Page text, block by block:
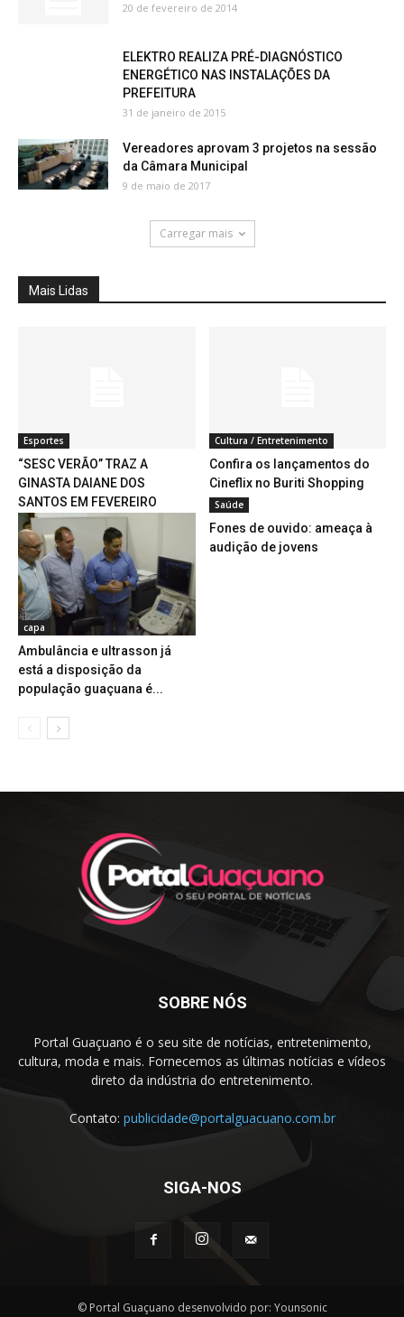
20 de fevereiro de 2014
ELEKTRO REALIZA PRÉ-DIAGNÓSTICO
ENERGÉTICO NAS INSTALAÇÕES DA
PREFEITURA
31 de janeiro de 2015
Vereadores aprovam 3 projetos na sessão
da Câmara Municipal
9 de maio de 2017
Carregar mais
Mais Lidas
Esportes
“SESC VERÃO” TRAZ A
GINASTA DAIANE DOS
SANTOS EM FEVEREIRO
Cultura / Entretenimento
Confira os lançamentos do
Cineflix no Buriti Shopping
capa
Ambulância e ultrasson já
está a disposição da
população guaçuana é...
Saúde
Fones de ouvido: ameaça à
audição de jovens
SOBRE NÓS
Portal Guaçuano é o seu site de notícias, entretenimento,
cultura, moda e mais. Fornecemos as últimas notícias e vídeos
direto da indústria do entretenimento.
Contato: publicidade@portalguacuano.com.br
SIGA-NOS
© Portal Guaçuano desenvolvido por: Younsonic